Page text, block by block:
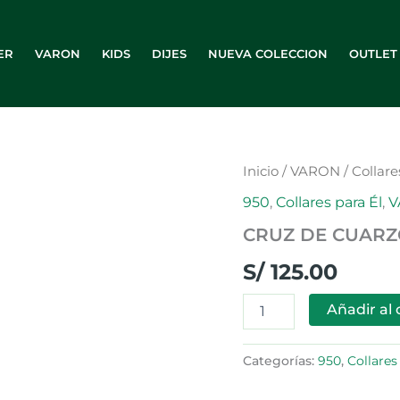
VARON KIDS DIJES NUEVA COLECCION OUTLET
Inicio / VARON /
950, Collares para Él,
CRUZ DE
S/125.00
CRUZ
CUARZO
Añadir al
Categorías: 950, Collares